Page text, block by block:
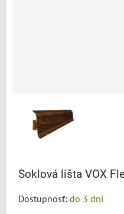
Soklová lišta VOX
Dostupnosť: do 3 dní